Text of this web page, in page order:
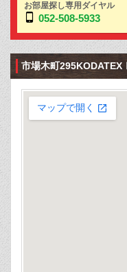
お部屋探し専用ダイヤル
052-508-5933
市場木町